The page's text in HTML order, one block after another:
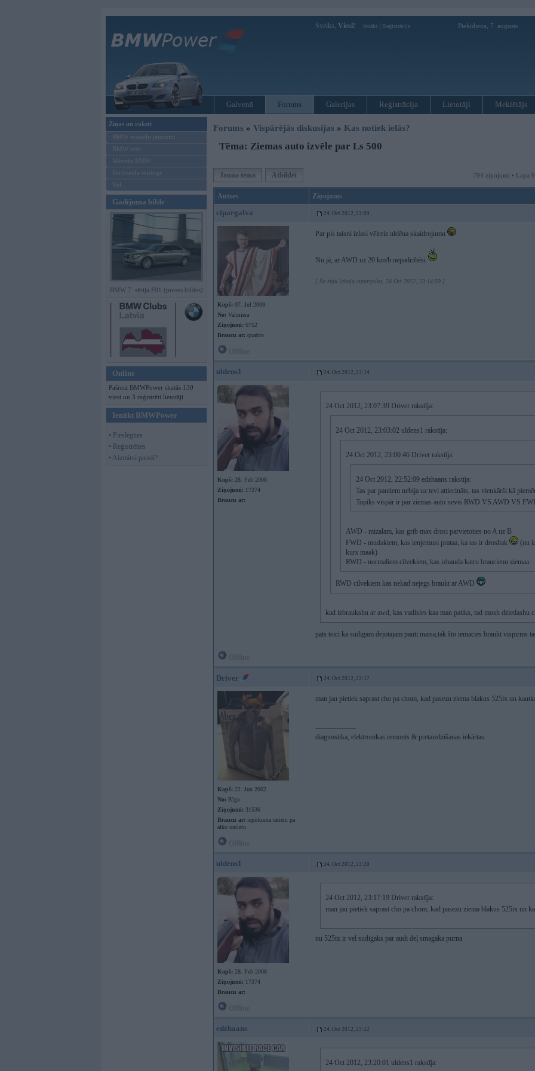
Sveiks, Viesi! Ienākt Reģistrācija Piektdiena, 7. augusts
Galvenā Forums Galerijas Reģistrācija Lietotāji Meklētājs
Ziņas un raksti
BMW modeļu jaunumi
BMW testi
Mēneša BMW
Sērijveida tūnings
Vel...
Gadījuma bilde
BMW 7. sērija F01 (preses bildes)
Online
Pašreiz BMWPower skatās 130
viesi un 3 reģistrēti lietotāji.
Ienākt BMWPower
• Pieslēgties
• Reģistrēties
• Aizmirsi paroli?
Forums » Vispārējās diskusijas » Kas notiek ielās?
Tēma: Ziemas auto izvēle par Ls 500
Jauna tēma Atbildēt 794 ziņojumi • Lapa
Autors Ziņojums
cipargalva 24. Oct 2012, 23:09
Kopš: 07. Jul 2009
No: Valmiera
Ziņojumi: 6752
Braucu ar: quattro
Par pis taisni izlasi vēlreiz uldēna skaidrojumu
Nu jā, ar AWD uz 20 km/h nepadriftēsi
[ Šo ziņu laboja cipargalva, 24 Oct 2012, 23:14:59 ]
uldens1 24. Oct 2012, 23:14
Kopš: 28. Feb 2008
Ziņojumi: 17374
Braucu ar:
24 Oct 2012, 23:07:39 Driver rakstīja:
24 Oct 2012, 23:03:02 uldens1 rakstīja:
24 Oct 2012, 23:00:46 Driver rakstīja:
24 Oct 2012, 22:52:09 edzhaans rakstīja:
Tas par pautiem nebija uz tevi attiecināts, tas vienkārši kā
Topiks vispār ir par ziemas auto nevis RWD VS AWD VS
AWD - mizalam, kas grib max drosi parvietoties no A uz B
FWD - mudakiem, kas ienjemusi prataa, ka tas ir droshak
(nu
kurs maak)
RWD - normaliem cilvekiem, kas izbauda katru braucienu ziemaa
RWD cilvekiem kas nekad nejegs braukt ar AWD
kad izbraukshu ar awd, kas vadisies kaa man patiks, tad mosh
pats teici ka sudigam dejotajam pauti maisa,tak što iemacies braukt vispirms
Driver 24. Oct 2012, 23:17
Kopš: 22. Jun 2002
No: Rīga
Ziņojumi: 31536
Braucu ar: iepirkuma ratiem pa
alko outletu
man jau pietiek saprast cho pa chom, kad pasezu ziema blakus 525ix un
-----------------
diagnostika, elektronikas remonts & pretaizdzīšanas iekārtas.
uldens1 24. Oct 2012, 23:20
Kopš: 28. Feb 2008
Ziņojumi: 17374
Braucu ar:
24 Oct 2012, 23:17:19 Driver rakstīja:
man jau pietiek saprast cho pa chom, kad pasezu ziema blakus 525ix un
nu 525ix ir vel sudigaks par audi deļ smagaka purna
edzhaans 24. Oct 2012, 23:22
24 Oct 2012, 23:20:01 uldens1 rakstīja: